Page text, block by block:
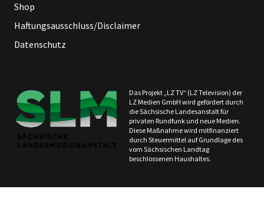
Shop
Haftungsausschluss/Disclaimer
Datenschutz
Das Projekt „LZ TV“ (LZ Television) der
LZ Medien GmbH wird gefördert durch
die Sächsische Landesanstalt für
privaten Rundfunk und neue Medien.
Diese Maßnahme wird mitfinanziert
durch Steuermittel auf Grundlage des
vom Sächsischen Landtag
beschlossenen Haushaltes.